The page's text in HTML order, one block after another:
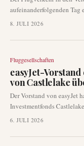
aufeinanderfolgenden Tag
Flugannullierungen und
Die größten betrieblichen
Reagan National.
8. JULI 2026
Fluggesellschaften
easyJet-
von Castlelake
Der Vorstand von easyJet
Investmentfonds
empfohlen. Diese
große Veränderung für
6. JULI 2026